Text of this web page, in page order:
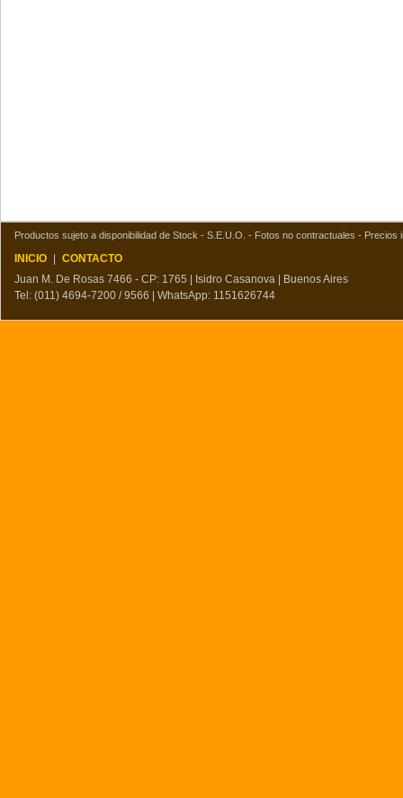
Productos sujeto a disponibilidad de Stock - S.E.U.O. - Fotos no contractuales -
INICIO
CONTACTO
Juan M. De Rosas 7466 - CP: 1765 | Isidro Casanova | Buenos Aires
Tel: (011) 4694-7200 / 9566 | WhatsApp: 1151626744